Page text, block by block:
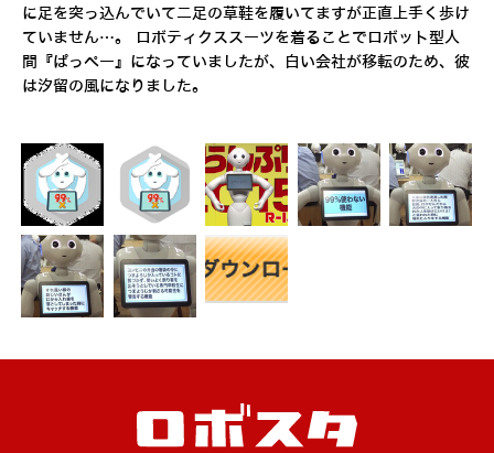
に足を突っ込んでいて二足の草鞋を履いてますが正直上手く歩け
ていません…。 ロボティクススーツを着ることでロボット型人
間『ぱっぺー』になっていましたが、白い会社が移転のため、彼
は汐留の風になりました。